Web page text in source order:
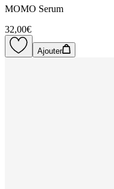
MOMO Serum
32,00€
Ajouter